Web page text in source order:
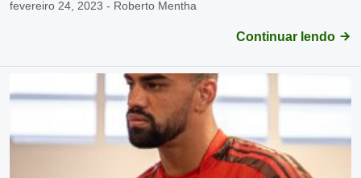
fevereiro 24, 2023 - Roberto Mentha
Continuar lendo